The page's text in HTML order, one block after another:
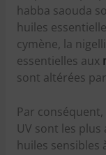
habba saouda
huiles
cymène, la
essentielles aux
sont altérées
Par
UV sont les
huiles sensibles